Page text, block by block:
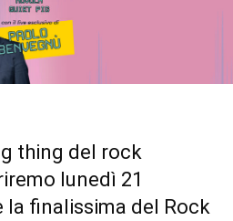
thing del rock
lunedì 21
la finalissima del Rock